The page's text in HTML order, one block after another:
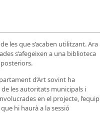
les que s’acaben utilitzant. Ara
s’afegeixen a una biblioteca
d’Art sovint ha
de les autoritats municipals i
en el projecte, l’equip
hi haurà a la sessió